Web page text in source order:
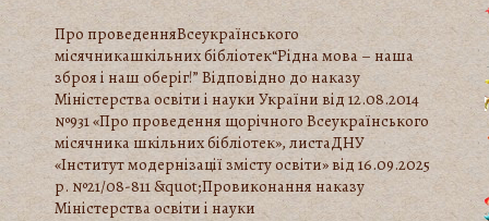
Про проведенняВсеукраїнського
місячникашкільних бібліотек“Рідна мова – наша
зброя і наш оберіг!” Відповідно до наказу
Міністерства освіти і науки України від 12.08.2014
№931 «Про проведення щорічного Всеукраїнського
місячника шкільних бібліотек», листаДНУ
«Інститут модернізації змісту освіти» від 16.09.2025
р. №21/08-811 &quot;Провиконання наказу
Міністерства освіти і науки